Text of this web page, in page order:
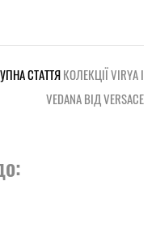
СТАТТЯКОЛЕКЦІЇ VIRYA І
VEDANA ВІД VERSACE